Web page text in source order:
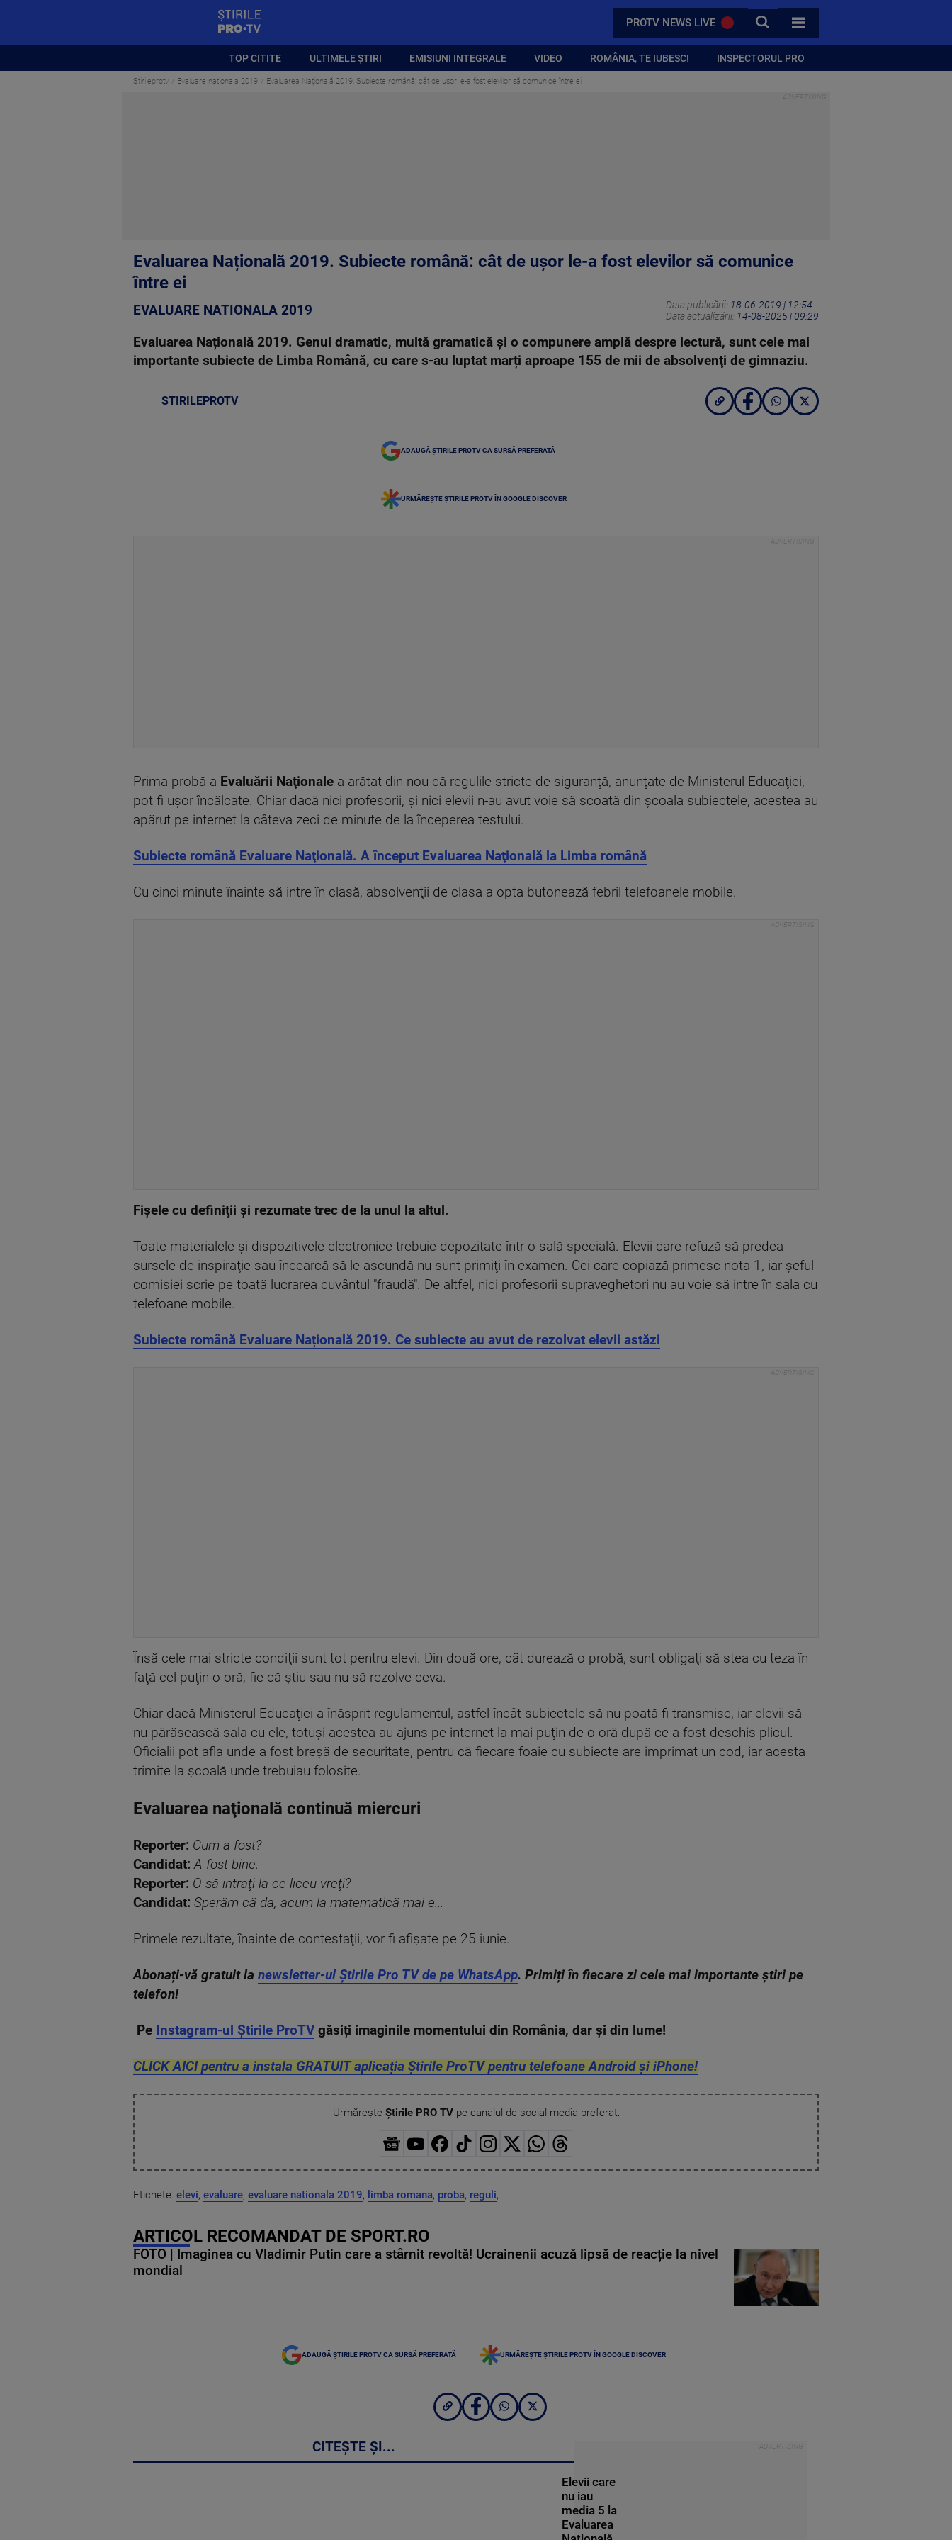
PROTV NEWS LIVE CAUTA
TOATE CATEGORIILE
TOP CITITE ULTIMELE ȘTIRI EMISIUNI INTEGRALE VIDEO ROMÂNIA, TE IUBESC! INSPECTORUL PRO
Stirileprotv Evaluare nationala 2019 Evaluarea Națională 2019. Subiecte română: cât de uşor le-a fost elevilor să comunice între ei
Evaluarea Națională 2019. Subiecte română: cât de uşor le-a fost elevilor să comunice
între ei
EVALUARE NATIONALA 2019 Data publicării: 18-06-2019 | 12:54
Data actualizării: 14-08-2025 | 09:29
Evaluarea Națională 2019. Genul dramatic, multă gramatică şi o compunere amplă despre lectură, sunt cele mai
importante subiecte de Limba Română, cu care s-au luptat marți aproape 155 de mii de absolvenţi de gimnaziu.
STIRILEPROTV
ADAUGĂ ȘTIRILE PROTV CA SURSĂ PREFERATĂ
URMĂREȘTE ȘTIRILE PROTV ÎN GOOGLE DISCOVER
Prima probă a Evaluării Naţionale a arătat din nou că regulile stricte de siguranţă, anunţate de Ministerul Educaţiei,
pot fi uşor încălcate. Chiar dacă nici profesorii, şi nici elevii n-au avut voie să scoată din şcoala subiectele, acestea au
apărut pe internet la câteva zeci de minute de la începerea testului.
Subiecte română Evaluare Naţională. A început Evaluarea Naţională la Limba română
Cu cinci minute înainte să intre în clasă, absolvenţii de clasa a opta butonează febril telefoanele mobile.
Fişele cu definiţii şi rezumate trec de la unul la altul.
Toate materialele şi dispozitivele electronice trebuie depozitate într-o sală specială. Elevii care refuză să predea
sursele de inspiraţie sau încearcă să le ascundă nu sunt primiţi în examen. Cei care copiază primesc nota 1, iar şeful
comisiei scrie pe toată lucrarea cuvântul "fraudă". De altfel, nici profesorii supraveghetori nu au voie să intre în sala cu
telefoane mobile.
Subiecte română Evaluare Națională 2019. Ce subiecte au avut de rezolvat elevii astăzi
Însă cele mai stricte condiţii sunt tot pentru elevi. Din două ore, cât durează o probă, sunt obligaţi să stea cu teza în
faţă cel puţin o oră, fie că ştiu sau nu să rezolve ceva.
Chiar dacă Ministerul Educaţiei a înăsprit regulamentul, astfel încât subiectele să nu poată fi transmise, iar elevii să
nu părăsească sala cu ele, totuşi acestea au ajuns pe internet la mai puţin de o oră după ce a fost deschis plicul.
Oficialii pot afla unde a fost breşă de securitate, pentru că fiecare foaie cu subiecte are imprimat un cod, iar acesta
trimite la şcoală unde trebuiau folosite.
Evaluarea naţională continuă miercuri
Reporter: Cum a fost?
Candidat: A fost bine.
Reporter: O să intraţi la ce liceu vreţi?
Candidat: Sperăm că da, acum la matematică mai e...
Primele rezultate, înainte de contestaţii, vor fi afişate pe 25 iunie.
Abonați-vă gratuit la newsletter-ul Știrile Pro TV de pe WhatsApp. Primiți în fiecare zi cele mai importante știri pe
telefon!
Pe Instagram-ul Știrile ProTV găsiți imaginile momentului din România, dar și din lume!
CLICK AICI pentru a instala GRATUIT aplicația Știrile ProTV pentru telefoane Android și iPhone!
Urmărește Știrile PRO TVpe canalul de social media preferat:
Etichete: elevi, evaluare, evaluare nationala 2019, limba romana, proba, reguli,
ARTICOL RECOMANDAT DE SPORT.RO
FOTO | Imaginea cu Vladimir Putin care a stârnit revoltă! Ucrainenii acuză lipsă de reacție la nivel
mondial
ADAUGĂ ȘTIRILE PROTV CA SURSĂ PREFERATĂ URMĂREȘTE ȘTIRILE PROTV ÎN GOOGLE DISCOVER
CITEȘTE ȘI...
Elevii care
nu iau
media 5 la
Evaluarea